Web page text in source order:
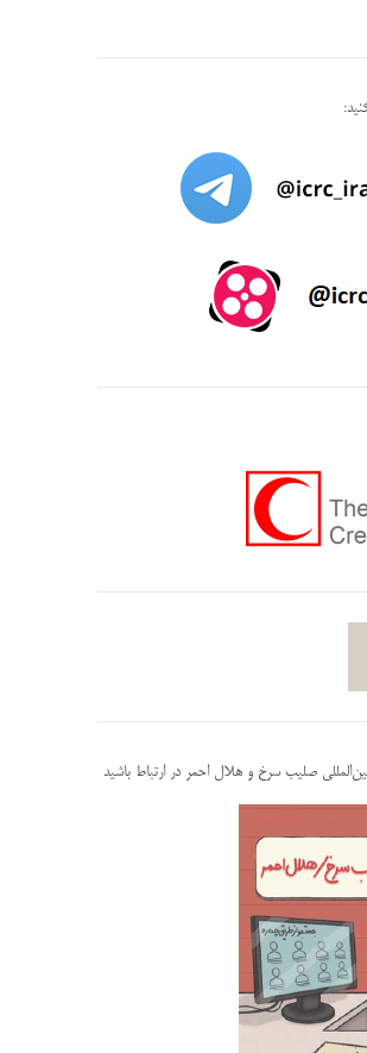
صلیب سرخ و هلال احمر در ارتباط باشید